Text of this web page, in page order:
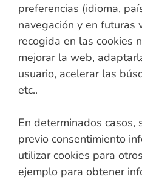
preferencias (idioma,
navegación y en futuras
recogida en las cookies
mejorar la web,
usuario, acelerar las
etc..
En determinados casos,
previo consentimiento
utilizar cookies para
ejemplo para obtener